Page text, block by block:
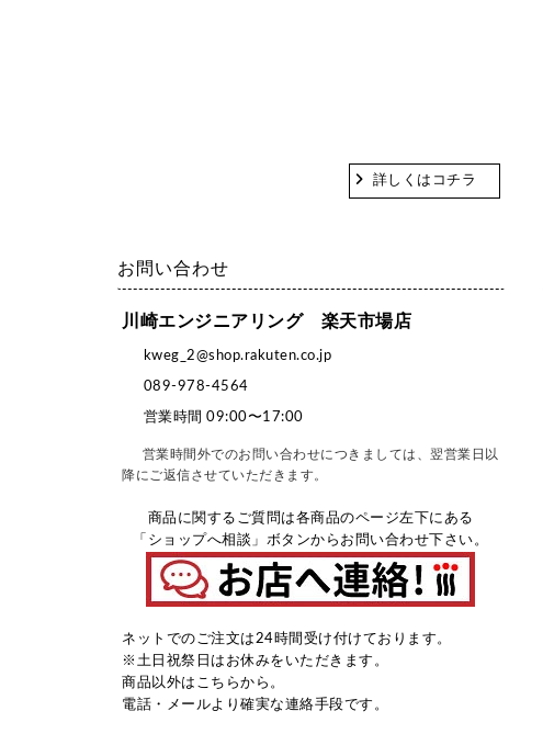
詳しくはコチラ
お問い合わせ
川崎エンジニアリング 楽天市場店
kweg_2@shop.rakuten.co.jp
089-978-4564
営業時間 09:00〜17:00
営業時間外でのお問い合わせにつきましては、翌営業日以
降にご返信させていただきます。
商品に関するご質問は各商品のページ左下にある
「ショップへ相談」ボタンからお問い合わせ下さい。
ネットでのご注文は24時間受け付けております。
※土日祝祭日はお休みをいただきます。
商品以外は こちらから。
電話・メールより確実な連絡手段です。